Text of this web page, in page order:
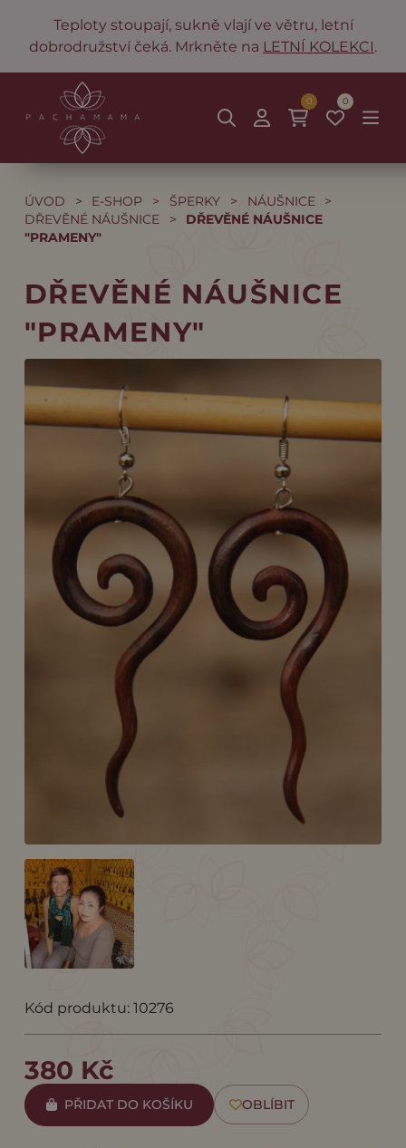
Teploty stoupají, sukně vlají ve větru, letní
dobrodružství čeká. Mrkněte na LETNÍ KOLEKCI.
0
0
ÚVOD > E-SHOP > ŠPERKY > NÁUŠNICE
>
DŘEVĚNÉ NÁUŠNICE
>
DŘEVĚNÉ NÁUŠNICE
"PRAMENY"
DŘEVĚNÉ NÁUŠNICE
"PRAMENY"
Kód produktu: 10276
380 Kč
PŘIDAT DO KOŠÍKU OBLÍBIT